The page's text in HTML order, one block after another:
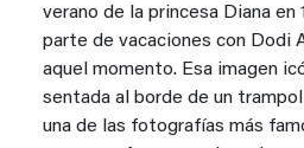
verano de la princesa Diana en
parte de vacaciones con Dodi
aquel momento. Esa imagen
sentada al borde de un
una de las fotografías más